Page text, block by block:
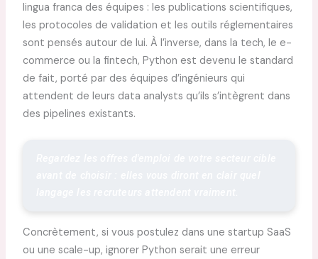
lingua franca des équipes : les publications scientifiques,
les protocoles de validation et les outils réglementaires
sont pensés autour de lui. À l’inverse, dans la tech, le e-
commerce ou la fintech, Python est devenu le standard
de fait, porté par des équipes d’ingénieurs qui
attendent de leurs data analysts qu’ils s’intègrent dans
des pipelines existants.
Concrètement, si vous postulez dans une startup SaaS
ou une scale-up, ignorer Python serait une erreur